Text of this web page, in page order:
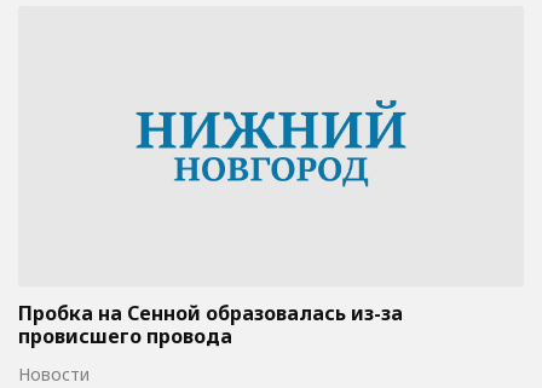
Пробка на Сенной образовалась из-за
провисшего провода
Новости